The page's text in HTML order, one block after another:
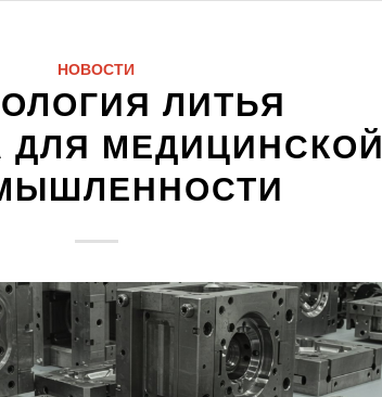
НОВОСТИ
ЛИТЬЯ
ДЛЯ МЕДИЦИНСКОЙ